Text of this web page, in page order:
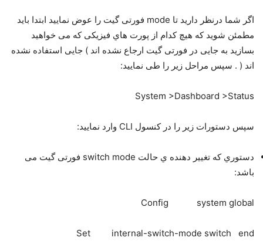
اﮔﺮ ﺷﻤﺎ درﻧﻈﺮ دارﯾﺪ ﺗﺎ mode ﻓﻮرﺗﯽ ﮔﯿﺖ را ﻋﻮض ﻧﻤﺎﯾﯿﺪ اﺑﺘﺪا ﺑﺎﯾﺪ
ﻣﻄﻤﺌﻦ ﺷﻮﯾﺪ ﮐﻪ ﻫﯿﭻ ﮐﺪام از ﭘﻮرت ﻫﺎي ﻓﯿﺰﯾﮑﯽ ﮐﻪ ﻣﯽ ﺧﻮاﻫﯿﺪ
ﺑﺴﺎزﯾﺪ ﺑﻪ ﺟﺎﯾﯽ در ﻓﻮرﺗﯽ ﮔﯿﺖ ارﺟﺎع ﻧﺸﺪه اﻧﺪ ) ﺟﺎﯾﯽ اﺳﺘﻔﺎده ﻧﺸﺪه
اﻧﺪ ( . ﺳﭙﺲ ﻣﺮاﺣﻞ زﯾﺮ را ﻃﯽ ﻧﻤﺎﯾﯿﺪ:
System >Dashboard >Status
ﺳﭙﺲ دﺳﺘﻮرات زﯾﺮ را در ﮐﻨﺴﻮل CLI وارد ﻧﻤﺎﯾﯿﺪ:
دﺳﺘﻮري ﮐﻪ ﺗﻐﯿﯿﺮ دﻫﻨﺪه ي ﺣﺎﻟﺖ switch mode ﻓﻮرﺗﯽ ﮔﯿﺖ ﻣﯽ
ﺑﺎﺷﺪ:
Config system global
Set internal-switch-mode switch end